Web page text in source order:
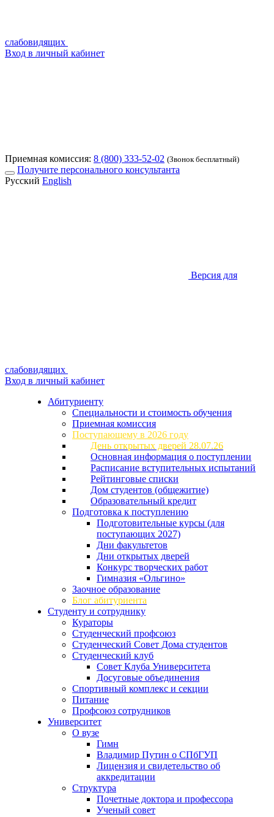
слабовидящих
Вход в личный кабинет
Приемная комиссия: 8 (800) 333-52-02 (Звонок бесплатный)
Получите персонального консультанта
Русский English
Версия для
слабовидящих
Вход в личный кабинет
Абитуриенту
Специальности и стоимость обучения
Приемная комиссия
Поступающему в 2026 году
День открытых дверей 28.07.26
Основная информация о поступлении
Расписание вступительных испытаний
Рейтинговые списки
Дом студентов (общежитие)
Образовательный кредит
Подготовка к поступлению
Подготовительные курсы (для
поступающих 2027)
Дни факультетов
Дни открытых дверей
Конкурс творческих работ
Гимназия «Ольгино»
Заочное образование
Блог абитуриента
Студенту и сотруднику
Кураторы
Студенческий профсоюз
Студенческий Совет Дома студентов
Студенческий клуб
Совет Клуба Университета
Досуговые объединения
Спортивный комплекс и секции
Питание
Профсоюз сотрудников
Университет
О вузе
Гимн
Владимир Путин о СПбГУП
Лицензия и свидетельство об
аккредитации
Структура
Почетные доктора и профессора
Ученый совет